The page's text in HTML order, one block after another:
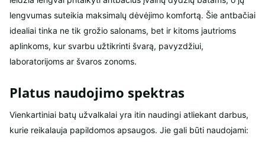
lengvumas suteikia maksimalų dėvėjimo komfortą. Šie antbačiai
idealiai tinka ne tik grožio salonams, bet ir kitoms jautrioms
aplinkoms, kur svarbu užtikrinti švarą, pavyzdžiui,
laboratorijoms ar švaros zonoms.
Platus naudojimo spektras
Vienkartiniai batų užvalkalai yra itin naudingi atliekant darbus,
kurie reikalauja papildomos apsaugos. Jie gali būti naudojami: